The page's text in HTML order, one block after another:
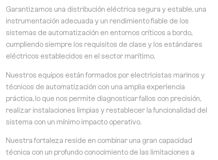
Garantizamos una distribución eléctrica segura y estable, una
instrumentación adecuada y un rendimiento fiable de los
sistemas de automatización en entornos críticos a bordo,
cumpliendo siempre los requisitos de clase y los estándares
eléctricos establecidos en el sector marítimo.
Nuestros equipos están formados por electricistas marinos y
técnicos de automatización con una amplia experiencia
práctica, lo que nos permite diagnosticar fallos con precisión,
realizar instalaciones limpias y restablecer la funcionalidad del
sistema con un mínimo impacto operativo.
Nuestra fortaleza reside en combinar una gran capacidad
técnica con un profundo conocimiento de las limitaciones a